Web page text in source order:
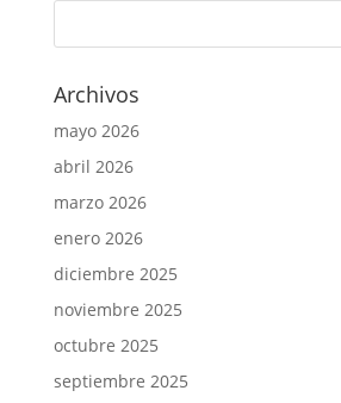
Archivos
mayo 2026
abril 2026
marzo 2026
enero 2026
diciembre 2025
noviembre 2025
octubre 2025
septiembre 2025